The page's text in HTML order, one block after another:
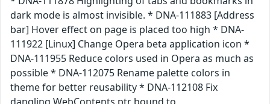
dark mode is almost invisible. * DNA-111883 [Address
bar] Hover effect on page is placed too high * DNA-
111922 [Linux] Change Opera beta application icon *
DNA-111955 Reduce colors used in Opera as much as
possible * DNA-112075 Rename palette colors in
theme for better reusability * DNA-112108 Fix